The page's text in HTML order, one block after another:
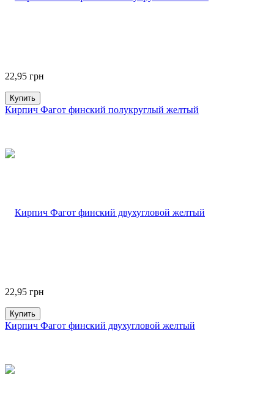
22,95 грн
Купить
Кирпич Фагот финский полукруглый желтый
22,95 грн
Купить
Кирпич Фагот финский двухугловой желтый